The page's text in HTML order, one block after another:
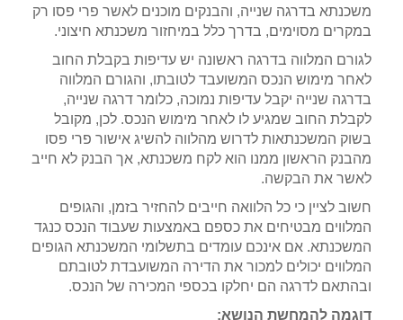
משכנתא בדרגה שנייה, והבנקים מוכנים לאשר פרי פסו רק
במקרים מסוימים, בדרך כלל במיחזור משכנתא חיצוני.
לגורם המלווה בדרגה ראשונה יש עדיפות בקבלת החוב
לאחר מימוש הנכס המשועבד לטובתו, והגורם המלווה
בדרגה שנייה יקבל עדיפות נמוכה, כלומר דרגה שנייה,
לקבלת החוב שמגיע לו לאחר מימוש הנכס. לכן, מקובל
בשוק המשכנתאות לדרוש מהלווה להשיג אישור פרי פסו
מהבנק הראשון ממנו הוא לקח משכנתא, אך הבנק לא חייב
לאשר את הבקשה.
חשוב לציין כי כל הלוואה חייבים להחזיר בזמן, והגופים
המלווים מבטיחים את כספם באמצעות שעבוד הנכס כנגד
המשכנתא. אם אינכם עומדים בתשלומי המשכנתא הגופים
המלווים יכולים למכור את הדירה המשועבדת לטובתם
ובהתאם לדרגה הם יחלקו בכספי המכירה של הנכס.
דוגמה להמחשת הנושא: